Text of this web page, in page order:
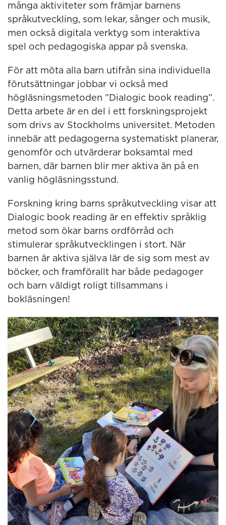
många aktiviteter som främjar barnens
språkutveckling, som lekar, sånger och musik,
men också digitala verktyg som interaktiva
spel och pedagogiska appar på svenska.
För att möta alla barn utifrån sina individuella
förutsättningar jobbar vi också med
högläsningsmetoden ”Dialogic book reading”.
Detta arbete är en del i ett forskningsprojekt
som drivs av Stockholms universitet. Metoden
innebär att pedagogerna systematiskt planerar,
genomför och utvärderar boksamtal med
barnen, där barnen blir mer aktiva än på en
vanlig högläsningsstund.
Forskning kring barns språkutveckling visar att
Dialogic book reading är en effektiv språklig
metod som ökar barns ordförråd och
stimulerar språkutvecklingen i stort. När
barnen är aktiva själva lär de sig som mest av
böcker, och framförallt har både pedagoger
och barn väldigt roligt tillsammans i
bokläsningen!